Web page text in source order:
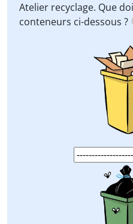
Atelier recyclage. Que
conteneurs ci-dessous ?